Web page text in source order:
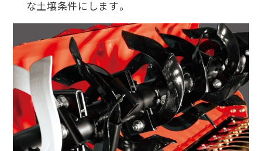
な土壌条件にします。